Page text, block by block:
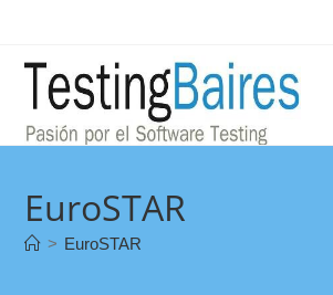
EuroSTAR
> EuroSTAR